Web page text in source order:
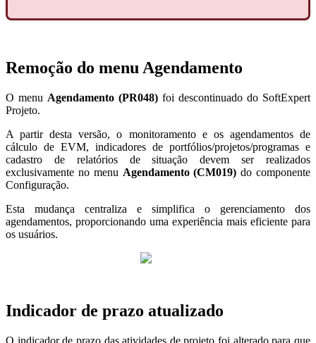
Remoção do menu Agendamento
O menu Agendamento (PR048) foi descontinuado do SoftExpert
Projeto.
A partir desta versão, o monitoramento e os agendamentos de
cálculo de EVM, indicadores de portfólios/projetos/programas e
cadastro de relatórios de situação devem ser realizados
exclusivamente no menu Agendamento (CM019) do componente
Configuração.
Esta mudança centraliza e simplifica o gerenciamento dos
agendamentos, proporcionando uma experiência mais eficiente para
os usuários.
Indicador de prazo atualizado
O indicador de prazo das atividades de projeto foi alterado para que